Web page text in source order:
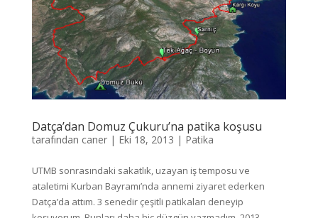
Datça’dan Domuz Çukuru’na patika koşusu
tarafından caner| Eki 18, 2013 | Patika
UTMB sonrasındaki sakatlık, uzayan iş temposu ve
ataletimi Kurban Bayramı’nda annemi ziyaret ederken
Datça’da attım. 3 senedir çeşitli patikaları deneyip